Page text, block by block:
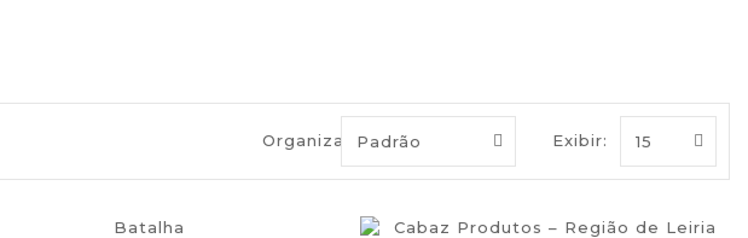
Exibir:
Organizar por: